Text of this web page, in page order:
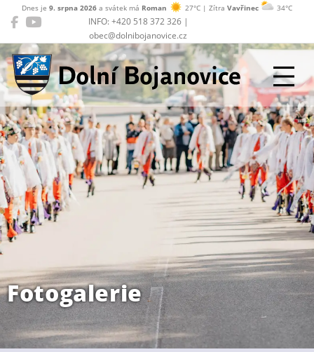
INFO: +420 518 372 326 |
obec@dolnibojanovice.cz
Dnes je 9. srpna 2026 a svátek má Roman 27°C | Zítra Vavřinec 34°C
Dolní Bojanovice
Fotogalerie